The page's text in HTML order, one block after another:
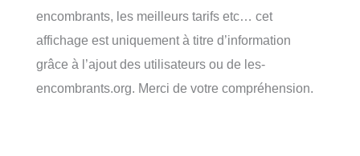
encombrants, les meilleurs tarifs etc… cet
affichage est uniquement à titre d’information
grâce à l’ajout des utilisateurs ou de les-
encombrants.org. Merci de votre compréhension.